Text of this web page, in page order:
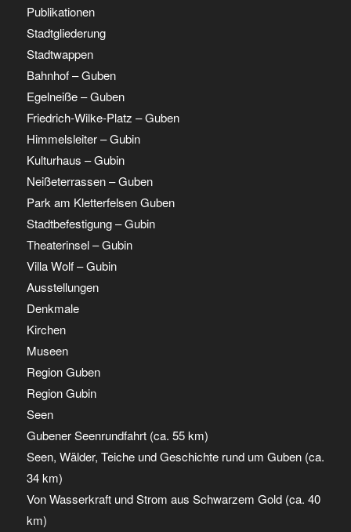
Publikationen
Stadtgliederung
Stadtwappen
Bahnhof – Guben
Egelneiße – Guben
Friedrich-Wilke-Platz – Guben
Himmelsleiter – Gubin
Kulturhaus – Gubin
Neißeterrassen – Guben
Park am Kletterfelsen Guben
Stadtbefestigung – Gubin
Theaterinsel – Gubin
Villa Wolf – Gubin
Ausstellungen
Denkmale
Kirchen
Museen
Region Guben
Region Gubin
Seen
Gubener Seenrundfahrt (ca. 55 km)
Seen, Wälder, Teiche und Geschichte rund um Guben (ca.
34 km)
Von Wasserkraft und Strom aus Schwarzem Gold (ca. 40
km)